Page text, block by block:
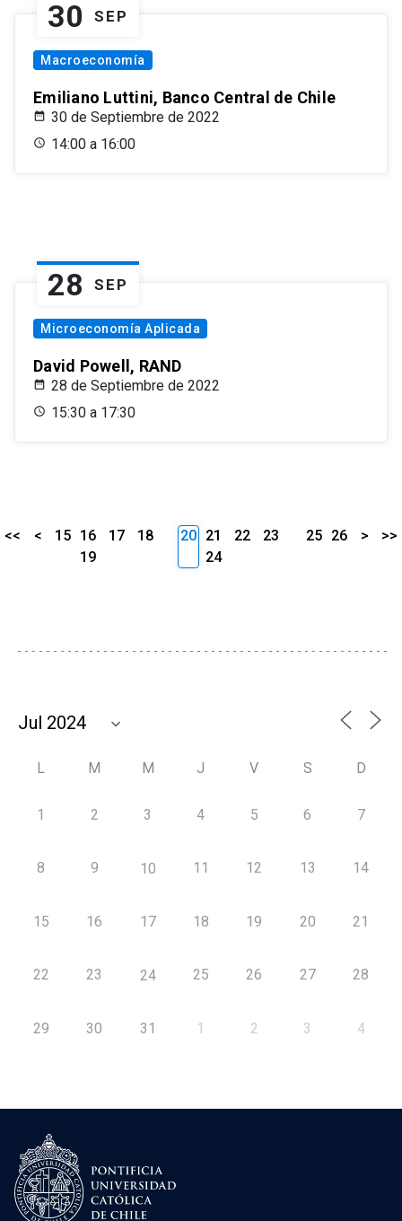
30 SEP
Macroeconomía
Emiliano Luttini, Banco Central de Chile
30 de Septiembre de 2022
14:00 a 16:00
28 SEP
Microeconomía Aplicada
David Powell, RAND
28 de Septiembre de 2022
15:30 a 17:30
<< < 15 16 17
18
19
20 21 22
23
24
25 26 > >>
L M M J V S D
1 2 3 4 5 6 7
8 9 10 11 12 13 14
15 16 17 18 19 20 21
22 23 24 25 26 27 28
29 30 31 1 2 3 4